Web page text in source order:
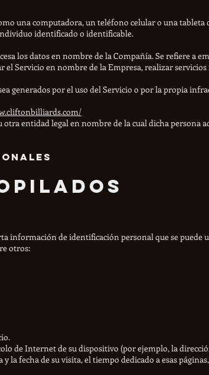
una computadora, un teléfono celular o una tableta
identificado o identificable.
los datos en nombre de la Compañía. Se refiere a
Servicio en nombre de la Empresa, realizar
generados por el uso del Servicio o por la propia
entidad legal en nombre de la cual dicha persona
información de identificación personal que se puede
otros:
de Internet de su dispositivo (por ejemplo, la
la fecha de su visita, el tiempo dedicado a esas